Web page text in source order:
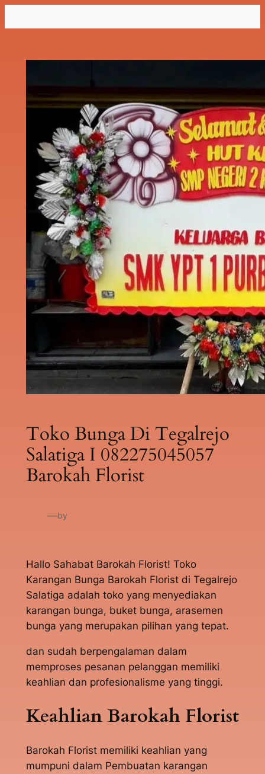
ke
Toko Bunga Di Tegalrejo
Salatiga I 082275045057
Barokah Florist
—by
Hallo Sahabat Barokah Florist! Toko
Karangan Bunga Barokah Florist di Tegalrejo
Salatiga adalah toko yang menyediakan
karangan bunga, buket bunga, arasemen
bunga yang merupakan pilihan yang tepat.
dan sudah berpengalaman dalam
memproses pesanan pelanggan memiliki
keahlian dan profesionalisme yang tinggi.
Keahlian Barokah Florist
Barokah Florist memiliki keahlian yang
mumpuni dalam Pembuatan karangan